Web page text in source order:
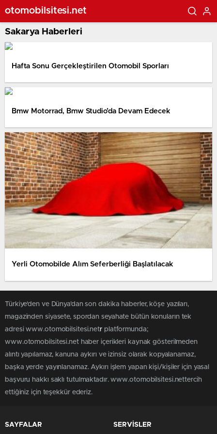
otomobilsitesi.net
Sakarya Haberleri
Hafta Sonu Gerçekleştirilen Otomobil Sporları
Bmw Motorrad, Bmw Studio’da Devam Edecek
Yerli Otomobilde Alım Seferberliği Başlatılacak
Türkiye'den ve Dünya’dan son dakika haberler, köşe yazıları,
magazinden siyasete, spordan seyahate bütün konuların tek
adresi www.otomobilsitesi.netr platformunda;
www.otomobilsitesi.net haber içerikleri kaynak gösterilmeden
alıntı yapılamaz, kanuna aykırı ve izinsiz olarak kopyalanamaz,
başka yerde yayınlanamaz. Aykırı işlem yapan kişi/kişiler için yasal
başvuru hakkı saklı tutulmaktadır. www.otomobilsitesi.nettercih
ettiğiniz için teşekkür ederiz.
SAYFALAR SERVİSLER